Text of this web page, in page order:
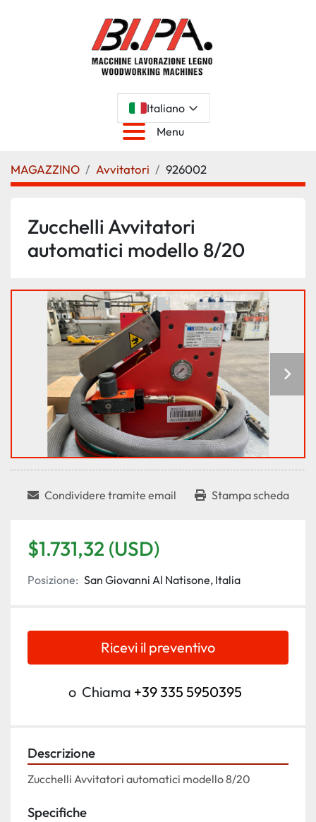
Italiano
Menu
MAGAZZINO Avvitatori 926002
Zucchelli Avvitatori
automatici modello 8/20
Condividere tramite email Stampa scheda
$1.731,32 (USD)
Posizione: San Giovanni Al Natisone, Italia
Ricevi il preventivo
o Chiama +39 335 5950395
Descrizione
Zucchelli Avvitatori automatici modello 8/20
Specifiche